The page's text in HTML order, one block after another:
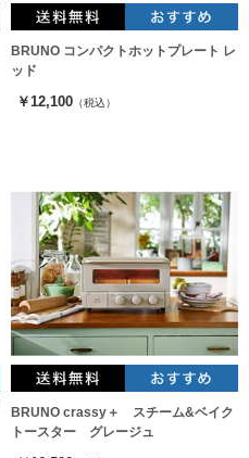
BRUNO コンパクトホットプレート レ
ッド
￥12,100 （税込）
BRUNO crassy＋ スチーム&ベイク
トースター グレージュ